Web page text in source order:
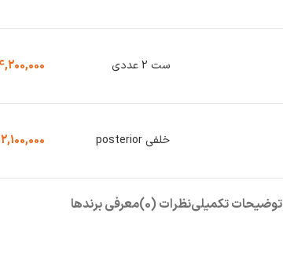
ست 2 عددی
خلفی posterior 2,100,000
توضیحات تکمیلینظرات (0) معرفی برند‌ها